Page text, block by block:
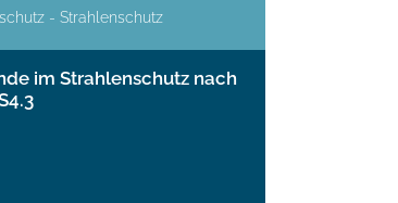
- Strahlenschutz
im Strahlenschutz nach